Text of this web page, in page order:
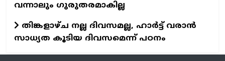
വന്നാലും ഗുരുതരമാകില്ല
തിങ്കളാഴ്ച നല്ല ദിവസമല്ല, ഹാര്‍ട്ട് വരാന്‍
സാധ്യത കൂടിയ ദിവസമെന്ന് പഠനം